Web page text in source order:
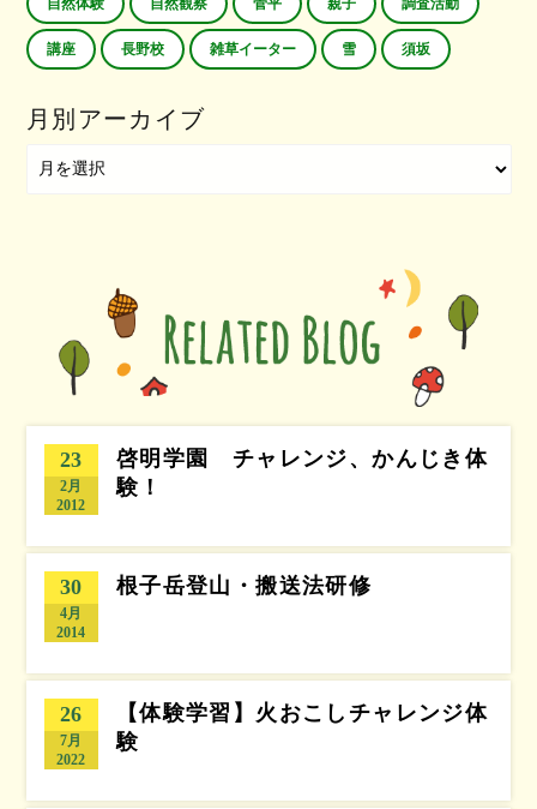
自然体験 自然観察 菅平 親子 調査活動
講座 長野校 雑草イーター 雪 須坂
月別アーカイブ
23
2月
2012
啓明学園 チャレンジ、かんじき体
験！
30
4月
2014
根子岳登山・搬送法研修
26
7月
2022
【体験学習】火おこしチャレンジ体
験